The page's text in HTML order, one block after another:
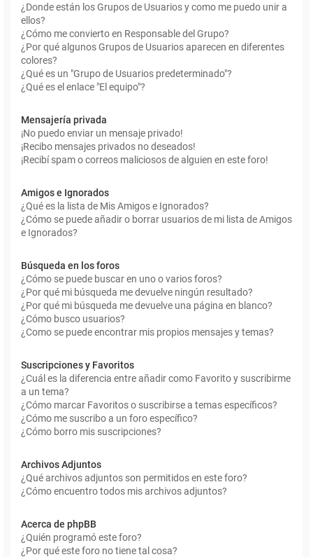
¿Donde están los Grupos de Usuarios y como me puedo unir a
ellos?
¿Cómo me convierto en Responsable del Grupo?
¿Por qué algunos Grupos de Usuarios aparecen en diferentes
colores?
¿Qué es un "Grupo de Usuarios predeterminado"?
¿Qué es el enlace "El equipo"?
Mensajería privada
¡No puedo enviar un mensaje privado!
¡Recibo mensajes privados no deseados!
¡Recibí spam o correos maliciosos de alguien en este foro!
Amigos e Ignorados
¿Qué es la lista de Mis Amigos e Ignorados?
¿Cómo se puede añadir o borrar usuarios de mi lista de Amigos
e Ignorados?
Búsqueda en los foros
¿Cómo se puede buscar en uno o varios foros?
¿Por qué mi búsqueda me devuelve ningún resultado?
¿Por qué mi búsqueda me devuelve una página en blanco?
¿Cómo busco usuarios?
¿Como se puede encontrar mis propios mensajes y temas?
Suscripciones y Favoritos
¿Cuál es la diferencia entre añadir como Favorito y suscribirme
a un tema?
¿Cómo marcar Favoritos o suscribirse a temas específicos?
¿Cómo me suscribo a un foro específico?
¿Cómo borro mis suscripciones?
Archivos Adjuntos
¿Qué archivos adjuntos son permitidos en este foro?
¿Cómo encuentro todos mis archivos adjuntos?
Acerca de phpBB
¿Quién programó este foro?
¿Por qué este foro no tiene tal cosa?